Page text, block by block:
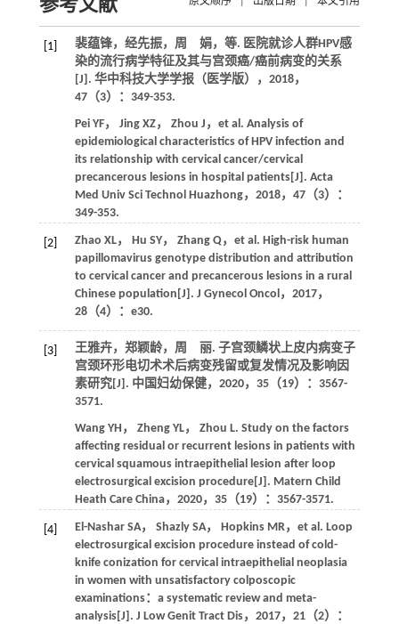
参考文献
[1] 裴蕴锋，经先振，周 娟， 等. 医院就诊人群HPV感
染的流行病学特征及其与宫颈癌/癌前病变的关系
[J]. 华中科技大学学报（医学版） ， 2018，
47（3）：349-353.
Pei YF， Jing XZ， Zhou J ， et al . Analysis of
epidemiological characteristics of HPV infection and
its relationship with cervical cancer/cervical
precancerous lesions in hospital patients[J]. Acta
Med Univ Sci Technol Huazhong， 2018， 47（3）：
349-353.
[2] Zhao XL， Hu SY， Zhang Q， et al . High-risk human
papillomavirus genotype distribution and attribution
to cervical cancer and precancerous lesions in a rural
Chinese population[J]. J Gynecol Oncol ， 2017，
28（4）：e30.
[3]
王雅卉，郑颖龄，周 丽. 子宫颈鳞状上皮内病变子
宫颈环形电切术术后病变残留或复发情况及影响因
素研究[J]. 中国妇幼保健， 2020， 35（19）：3567-
3571.
Wang YH ， Zheng YL， Zhou L. Study on the factors
affecting residual or recurrent lesions in patients with
cervical squamous intraepithelial lesion after loop
electrosurgical excision procedure[J]. Matern Child
Heath Care China， 2020， 35（19）：3567-3571.
[4] El-Nashar SA， Shazly SA， Hopkins MR， et al . Loop
electrosurgical excision procedure instead of cold-
knife conization for cervical intraepithelial neoplasia
in women with unsatisfactory colposcopic
examinations：a systematic review and meta-
analysis[J]. J Low Genit Tract Dis， 2017， 21（2）：